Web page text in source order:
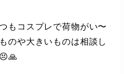
もコスプレで荷物がい〜
のや大きいものは相談し